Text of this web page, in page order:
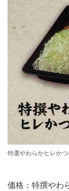
特選やわらかヒレか
価格：特撰やわ